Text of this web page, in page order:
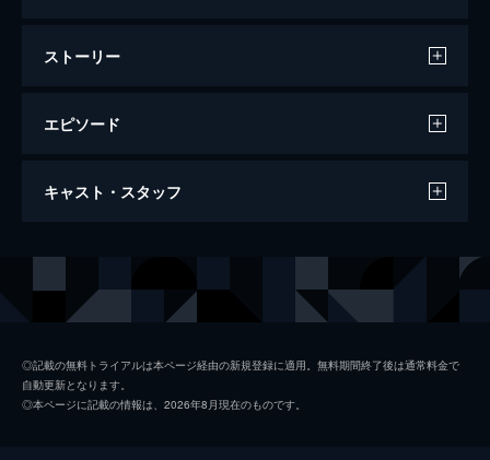
ストーリー
エピソード
「めがだん」
キャスト・スタッフ
有澤樟太郎
◎記載の無料トライアルは本ページ経由の新規登録に適用。無料期間終了後は通常料金で
自動更新となります。
◎本ページに記載の情報は、2026年8月現在のものです。